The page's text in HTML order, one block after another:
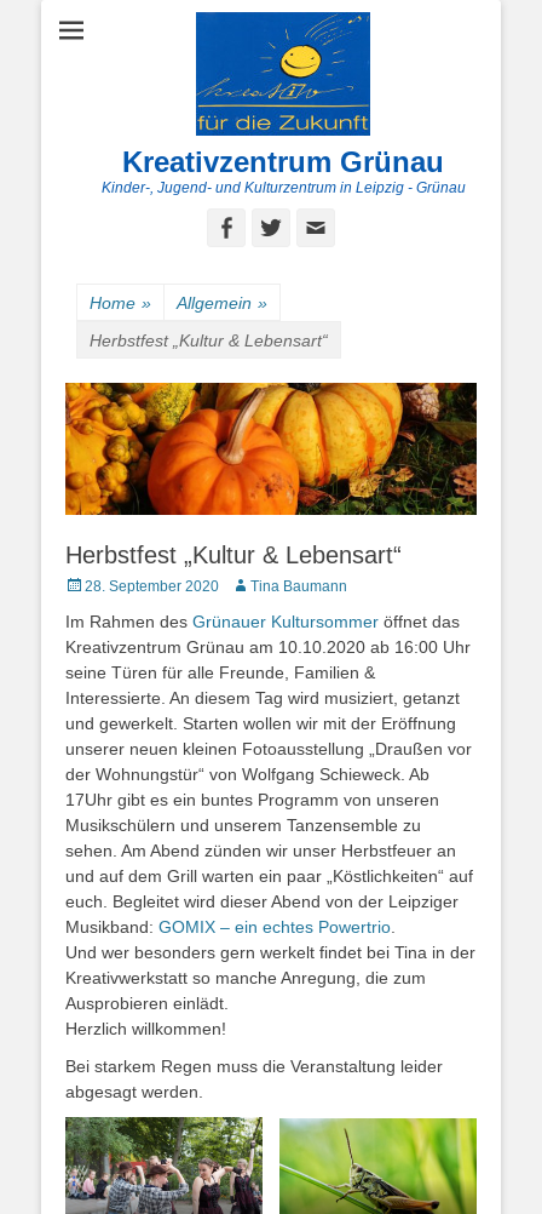
Kreativzentrum Grünau
Kinder-, Jugend- und Kulturzentrum in Leipzig - Grünau
Facebook
Twitter
Home » Allgemein »
Herbstfest „Kultur & Lebensart“
Herbstfest „Kultur & Lebensart“
Posted
28. September 2020 AutorTina Baumann
Im Rahmen des Grünauer Kultursommer öffnet das
Kreativzentrum Grünau am 10.10.2020 ab 16:00 Uhr
seine Türen für alle Freunde, Familien &
Interessierte. An diesem Tag wird musiziert, getanzt
und gewerkelt. Starten wollen wir mit der Eröffnung
unserer neuen kleinen Fotoausstellung „Draußen vor
der Wohnungstür“ von Wolfgang Schieweck. Ab
17Uhr gibt es ein buntes Programm von unseren
Musikschülern und unserem Tanzensemble zu
sehen. Am Abend zünden wir unser Herbstfeuer an
und auf dem Grill warten ein paar „Köstlichkeiten“ auf
euch. Begleitet wird dieser Abend von der Leipziger
Musikband: GOMIX – ein echtes Powertrio.
Und wer besonders gern werkelt findet bei Tina in der
Kreativwerkstatt so manche Anregung, die zum
Ausprobieren einlädt.
Herzlich willkommen!
Bei starkem Regen muss die Veranstaltung leider
abgesagt werden.